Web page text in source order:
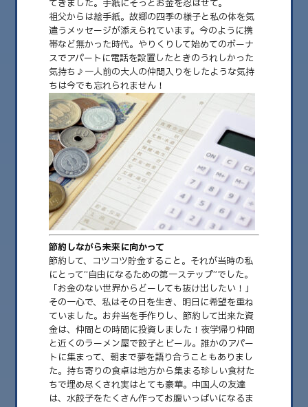
こんにちは！100年後も平和で豊かな未来につながる「今」を丁寧に生きる
に挑戦中新潟県長岡市栃尾の【で……
2026.08
2026.07
2026.06
2026.05
2026.04
2026.03
2026.02
2026.01
2025.12
2025.11
2025.10
2025.09
てきました。手紙にそっとお金を忍ばせて。
祖父からは絵手紙。故郷の四季の様子と私の体を気
遣うメッセージが添えられています。今のように携
帯など無かった時代。やりくりして始めてのボーナ
スでアパートに電話を設置したときのうれしかった
気持ち♪一人前の大人の仲間入りをしたような気持
ちは今でも忘れられません！
節約しながら未来に向かって
節約して、コツコツ貯金すること。それが当時の私
にとって“自由になるための第一ステップ”でした。
「お金のない世界からどーしても抜け出したい！」
その一心で、私はその日を生き、明日に希望を重ね
ていました。お弁当を手作りし、節約して出来た資
金は、仲間との時間に投資しました！夜学帰り仲間
と近くのラーメン屋で餃子とビール。誰かのアパー
トに集まって、朝まで夢を語り合うこともありまし
た。持ち寄りの食卓は地方から集まる珍しい食材た
ちで埋め尽くされ実はとても豪華。中国人の友達
は、水餃子をたくさん作ってお腹いっぱいになるま